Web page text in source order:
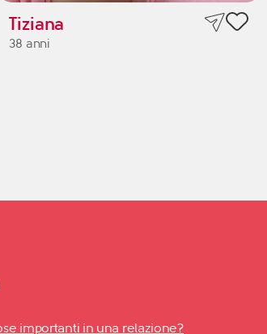
Tiziana
38 anni
importanti in una relazione?